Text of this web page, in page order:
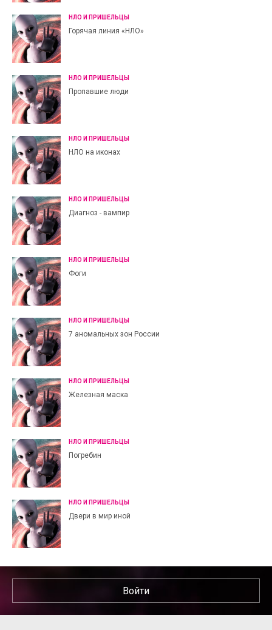
НЛО И ПРИШЕЛЬЦЫ
Горячая линия «НЛО»
НЛО И ПРИШЕЛЬЦЫ
Пропавшие люди
НЛО И ПРИШЕЛЬЦЫ
НЛО на иконах
НЛО И ПРИШЕЛЬЦЫ
Диагноз - вампир
НЛО И ПРИШЕЛЬЦЫ
Фоги
НЛО И ПРИШЕЛЬЦЫ
7 аномальных зон России
НЛО И ПРИШЕЛЬЦЫ
Железная маска
НЛО И ПРИШЕЛЬЦЫ
Погребин
НЛО И ПРИШЕЛЬЦЫ
Двери в мир иной
Войти